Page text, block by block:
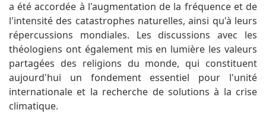
a été accordée à l'augmentation de la fréquence et de
l'intensité des catastrophes naturelles, ainsi qu'à leurs
répercussions mondiales. Les discussions avec les
théologiens ont également mis en lumière les valeurs
partagées des religions du monde, qui constituent
aujourd'hui un fondement essentiel pour l'unité
internationale et la recherche de solutions à la crise
climatique.